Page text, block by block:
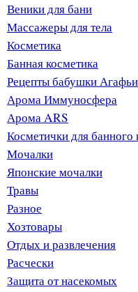
Веники для бани
Массажеры для тела
Косметика
Банная косметика
Рецепты бабушки Агафьи
Арома Иммуносфера
Арома ARS
Косметички для банного
Мочалки
Японские мочалки
Травы
Разное
Хозтовары
Отдых и развлечения
Расчески
Защита от насекомых